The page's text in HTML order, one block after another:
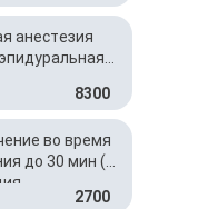
анестезия
8300
во время
до 30 мин (в
2700